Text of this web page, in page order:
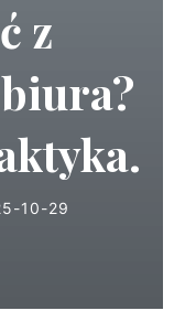
z
10-29